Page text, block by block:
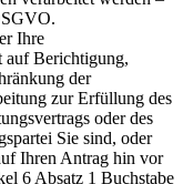
Ihre
auf Berichtigung,
der
zur Erfüllung des
oder des
Sie sind, oder
Ihren Antrag hin vor
6 Absatz 1 Buchstabe